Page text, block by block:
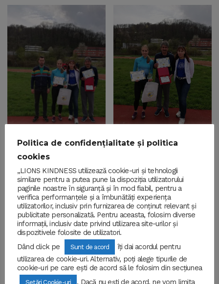
Politica de confidențialitate și politica
cookies
„LIONS KINDNESS utilizează cookie-uri și tehnologii
similare pentru a putea pune la dispoziția utilizatorului
paginile noastre în siguranță și în mod fiabil, pentru a
verifica performanțele și a îmbunătăți experiența
utilizatorilor, inclusiv prin furnizarea de conținut relevant și
publicitate personalizată. Pentru aceasta, folosim diverse
informații, inclusiv date privind utilizarea site-urilor și
dispozitivele folosite de utilizatori.
Dând click pe
Sunt de acord
îți dai acordul pentru
utilizarea de cookie-uri. Alternativ, poți alege tipurile de
cookie-uri pe care ești de acord să le folosim din secțiunea
Setări Cookie-uri
. Dacă nu ești de acord, ne vom limita